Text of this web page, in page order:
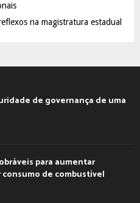
na magistratura estadual
de governança de uma
para aumentar
de combustível